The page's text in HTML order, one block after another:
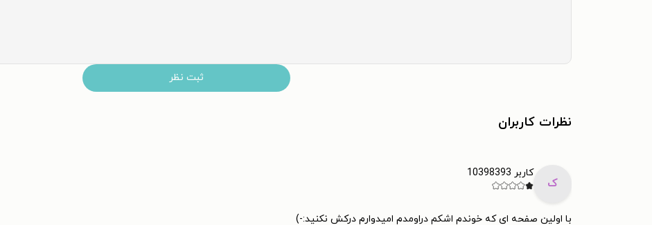
ثبت نظر
نظرات کاربران
ک
کاربر 10398393
با اولین صفحه ای که خوندم اشکم دراومدم امیدوارم درکش نکنید:-)